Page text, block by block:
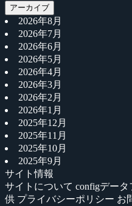
アーカイブ
2026年8月
2026年7月
2026年6月
2026年5月
2026年4月
2026年3月
2026年2月
2026年1月
2025年12月
2025年11月
2025年10月
2025年9月
サイト情報
サイトについて configデー
供 プライバシーポリシー お